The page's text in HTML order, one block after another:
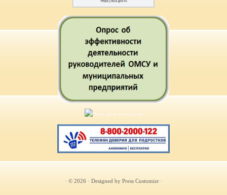
· © 2026 · Designed by Press Customizr·